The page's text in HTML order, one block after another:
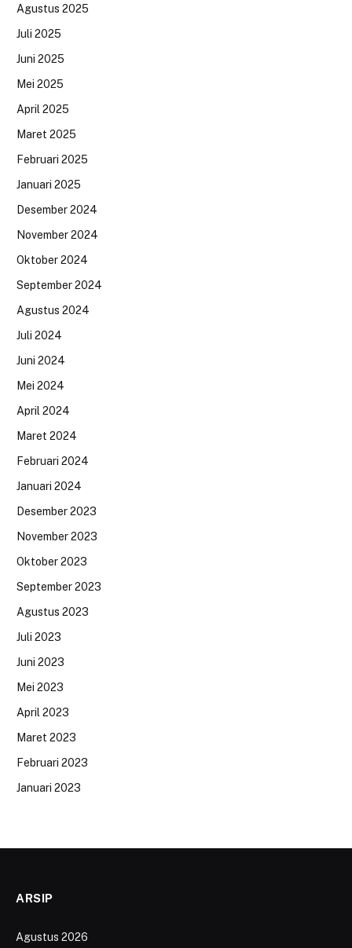
Agustus 2025
Juli 2025
Juni 2025
Mei 2025
April 2025
Maret 2025
Februari 2025
Januari 2025
Desember 2024
November 2024
Oktober 2024
September 2024
Agustus 2024
Juli 2024
Juni 2024
Mei 2024
April 2024
Maret 2024
Februari 2024
Januari 2024
Desember 2023
November 2023
Oktober 2023
September 2023
Agustus 2023
Juli 2023
Juni 2023
Mei 2023
April 2023
Maret 2023
Februari 2023
Januari 2023
ARSIP
Agustus 2026